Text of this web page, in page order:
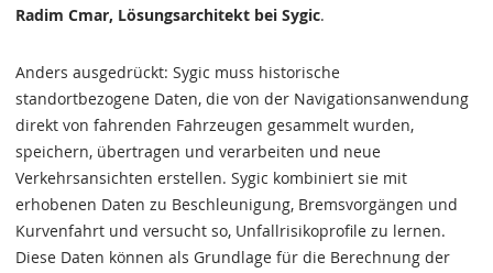
Radim Cmar, Lösungsarchitekt bei Sygic.
Anders ausgedrückt: Sygic muss historische
standortbezogene Daten, die von der Navigationsanwendung
direkt von fahrenden Fahrzeugen gesammelt wurden,
speichern, übertragen und verarbeiten und neue
Verkehrsansichten erstellen. Sygic kombiniert sie mit
erhobenen Daten zu Beschleunigung, Bremsvorgängen und
Kurvenfahrt und versucht so, Unfallrisikoprofile zu lernen.
Diese Daten können als Grundlage für die Berechnung der